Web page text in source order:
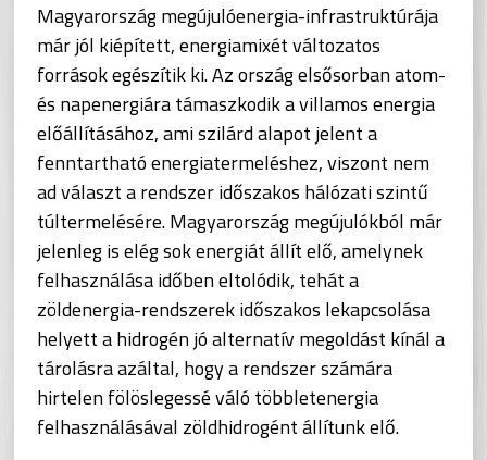
Magyarország megújulóenergia-infrastruktúrája
már jól kiépített, energiamixét változatos
források egészítik ki. Az ország elsősorban atom-
és napenergiára támaszkodik a villamos energia
előállításához, ami szilárd alapot jelent a
fenntartható energiatermeléshez, viszont nem
ad választ a rendszer időszakos hálózati szintű
túltermelésére. Magyarország megújulókból már
jelenleg is elég sok energiát állít elő, amelynek
felhasználása időben eltolódik, tehát a
zöldenergia-rendszerek időszakos lekapcsolása
helyett a hidrogén jó alternatív megoldást kínál a
tárolásra azáltal, hogy a rendszer számára
hirtelen fölöslegessé váló többletenergia
felhasználásával zöldhidrogént állítunk elő.